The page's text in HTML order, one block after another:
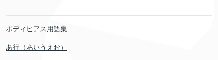
ボディピアス用語集
あ行（あいうえお）